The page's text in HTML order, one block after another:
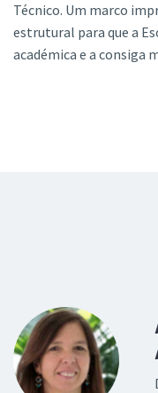
Técnico. Um marco
estrutural para que a
académica e a consiga